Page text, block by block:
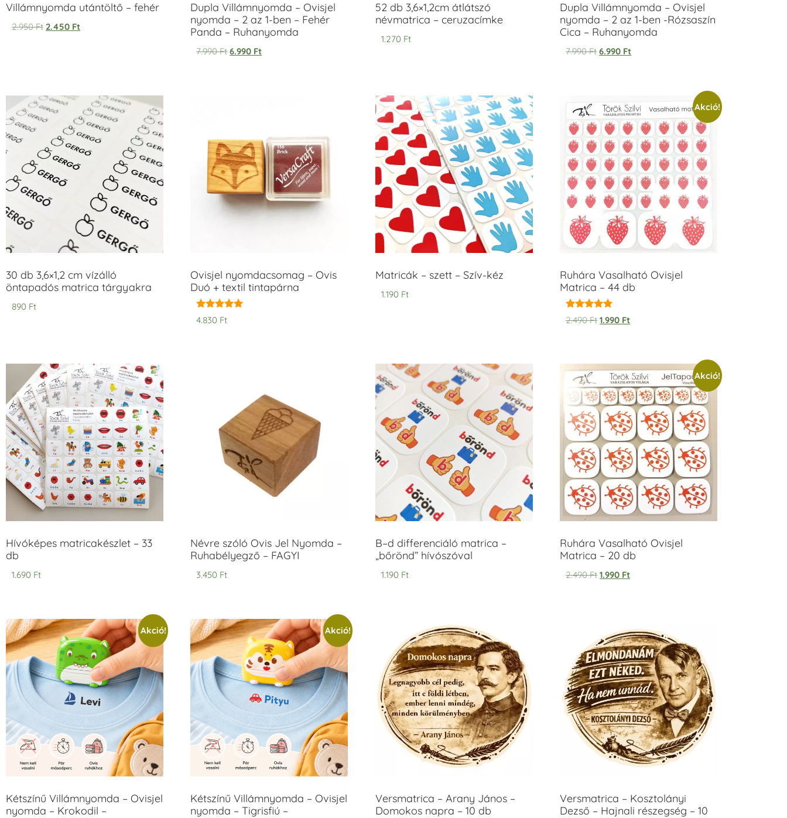
Villámnyomda utántöltő – fehér
2.950Ft 2.450 Ft
Dupla Villámnyomda – Ovisjel
nyomda – 2 az 1-ben – Fehér
Panda – Ruhanyomda
7.990Ft 6.990 Ft
52 db 3,6×1,2cm átlátszó
névmatrica – ceruzacímke
1.270 Ft
Dupla Villámnyomda – Ovisjel
nyomda – 2 az 1-ben -Rózsaszín
Cica – Ruhanyomda
7.990Ft 6.990 Ft
30 db 3,6×1,2 cm vízálló
öntapadós matrica tárgyakra
890 Ft
Ovisjel nyomdacsomag – Ovis
Duó + textil tintapárna
Értékelés:
5.00
4.830 Ft
Matricák – szett – Szív-kéz
1.190 Ft
Akció!
Ruhára Vasalható Ovisjel
Matrica – 44 db
Értékelés:
5.00
2.490Ft 1.990 Ft
Hívóképes matricakészlet – 33
db
1.690 Ft
Névre szóló Ovis Jel Nyomda –
Ruhabélyegző – FAGYI
3.450 Ft
B–d differenciáló matrica –
„bőrönd” hívószóval
1.190 Ft
Akció!
Ruhára Vasalható Ovisjel
Matrica – 20 db
2.490Ft 1.990 Ft
Akció!
Kétszínű Villámnyomda – Ovisjel
nyomda – Krokodil –
Akció!
Kétszínű Villámnyomda – Ovisjel
nyomda – Tigrisfiú –
Versmatrica – Arany János –
Domokos napra – 10 db
Versmatrica – Kosztolányi
Dezső – Hajnali részegség – 10